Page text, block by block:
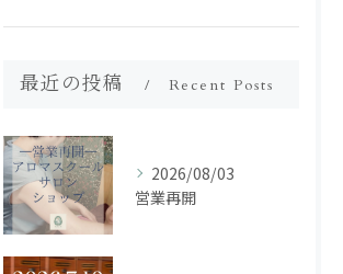
最近の投稿 Recent Posts
2026/08/03
営業再開